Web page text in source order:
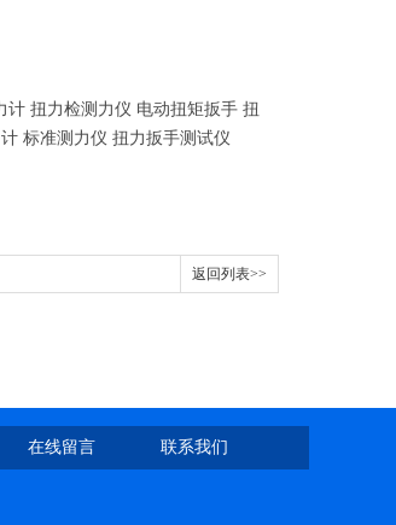
计 扭力检测力仪 电动扭矩扳手 扭
标准测力仪 扭力扳手测试仪
返回列表>>
在线留言 联系我们